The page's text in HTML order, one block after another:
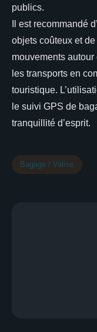
publics.
Il est recommandé
objets coûteux et
mouvements
les transports en
touristique.
le suivi GPS de
tranquillité d’esprit.
Bagage / Valise